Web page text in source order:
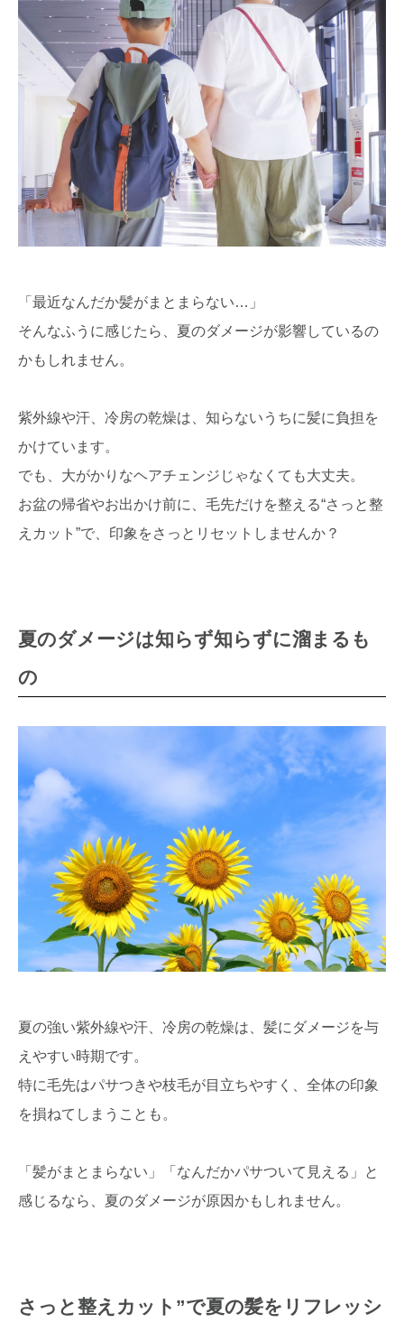
「最近なんだか髪がまとまらない…」
そんなふうに感じたら、夏のダメージが影響しているの
かもしれません。
紫外線や汗、冷房の乾燥は、知らないうちに髪に負担を
かけています。
でも、大がかりなヘアチェンジじゃなくても大丈夫。
お盆の帰省やお出かけ前に、毛先だけを整える“さっと整
えカット”で、印象をさっとリセットしませんか？
夏のダメージは知らず知らずに溜まるも
の
夏の強い紫外線や汗、冷房の乾燥は、髪にダメージを与
えやすい時期です。
特に毛先はパサつきや枝毛が目立ちやすく、全体の印象
を損ねてしまうことも。
「髪がまとまらない」「なんだかパサついて見える」と
感じるなら、夏のダメージが原因かもしれません。
さっと整えカット”で夏の髪をリフレッシ